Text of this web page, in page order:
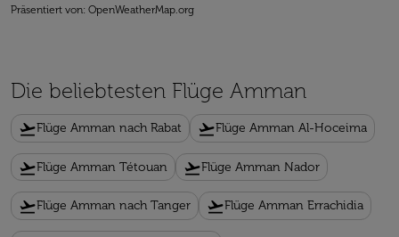
Präsentiert von: OpenWeatherMap.org
Die beliebtesten Flüge Amman
flight_takeoffFlüge Amman nach Rabat flight_takeoffFlüge Amman Al-Hoceima
flight_takeoffFlüge Amman Tétouan flight_takeoffFlüge Amman Nador
flight_takeoffFlüge Amman nach Tanger flight_takeoffFlüge Amman Errachidia